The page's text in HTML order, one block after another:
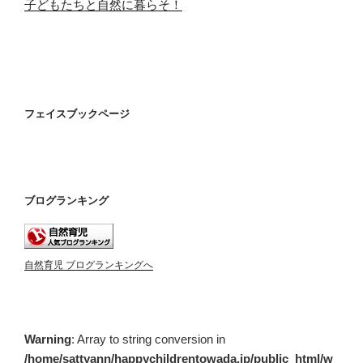
子どもたちと自然に暮らそ！
フェイスブックページ
ブログランキング
自然育児 ブログランキングへ
Warning: Array to string conversion in
/home/sattyann/happychildrentowada.jp/public_html/w